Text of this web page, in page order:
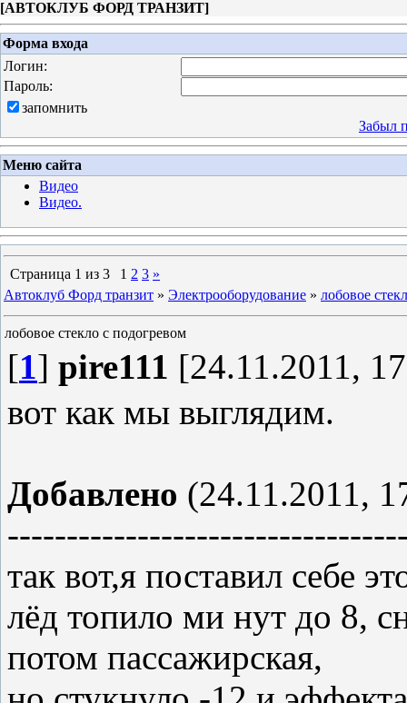
[АВТОКЛУБ ФОРД ТРАНЗИТ]
Форма входа
Логин:
Пароль:
запомнить
Забыл
Меню сайта
Видео
Видео.
Страница 1 из 3 1 2 3 »
Автоклуб Форд транзит » Электрооборудование » лобовое
лобовое стекло с подогревом
[1] pire111 [24.11.2011,
вот как мы выглядим.
Добавлено (24.11.2011,
так вот,я поставил себе
лёд топило ми нут до 8,
потом пассажирская,